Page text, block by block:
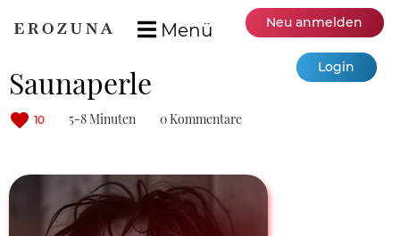
Menü Neu anmelden
Login
Saunaperle
10 5-8 Minuten 0 Kommentare